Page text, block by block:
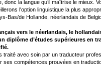
donc la langue qu’il maîtrise le mieux.
l'option linguistique la plus
Bas/de Hollande, néerlandais de
vers le néerlandais, le
diplôme d’études supérieures en
traité avec soin par un traducteur
ses compétences prouvées en